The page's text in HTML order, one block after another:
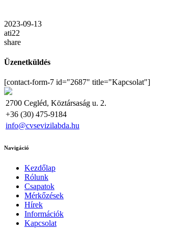
2023-09-13
ati22
share
Üzenetküldés
[contact-form-7 id="2687" title="Kapcsolat"]
2700 Cegléd, Köztársaság u. 2.
+36 (30) 475-9184
info@cvsevizilabda.hu
Navigáció
Kezdőlap
Rólunk
Csapatok
Mérkőzések
Hírek
Információk
Kapcsolat